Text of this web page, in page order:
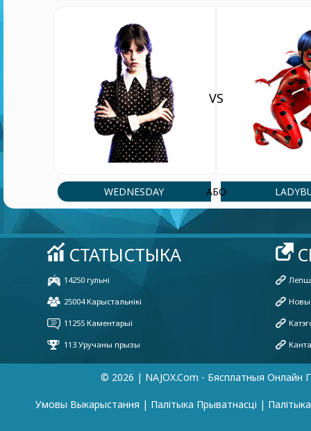
WEDNESDAY
VS
АБО
© 2026 | NAJOX.com - Бясплатныя Онлайн
Умовы Выкарыстання | Палітыка Прыватнасці |